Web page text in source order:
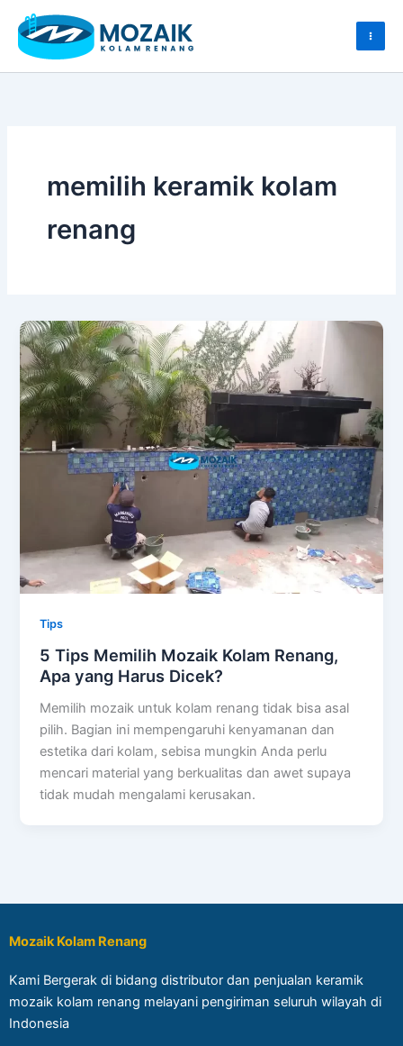
content
memilih keramik kolam
renang
Tips
5 Tips Memilih Mozaik Kolam Renang,
Apa yang Harus Dicek?
Memilih mozaik untuk kolam renang tidak bisa asal
pilih. Bagian ini mempengaruhi kenyamanan dan
estetika dari kolam, sebisa mungkin Anda perlu
mencari material yang berkualitas dan awet supaya
tidak mudah mengalami kerusakan.
Mozaik Kolam Renang
Kami Bergerak di bidang distributor dan penjualan keramik
mozaik kolam renang melayani pengiriman seluruh wilayah di
Indonesia